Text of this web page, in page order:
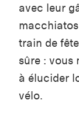
avec leur
train de
sûre : vous
à élucider
vélo.